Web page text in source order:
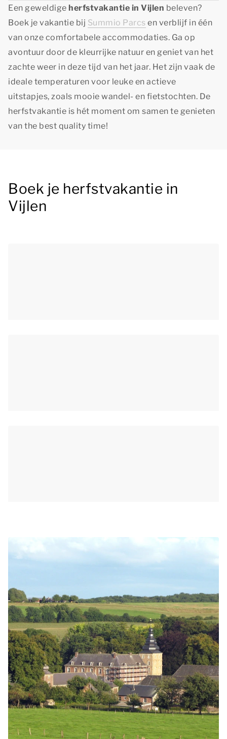
Een geweldige herfstvakantie in Vijlen beleven?
Boek je vakantie bij Summio Parcs en verblijf in één
van onze comfortabele accommodaties. Ga op
avontuur door de kleurrijke natuur en geniet van het
zachte weer in deze tijd van het jaar. Het zijn vaak de
ideale temperaturen voor leuke en actieve
uitstapjes, zoals mooie wandel- en fietstochten. De
herfstvakantie is hét moment om samen te genieten
van the best quality time!
Boek je herfstvakantie in
Vijlen